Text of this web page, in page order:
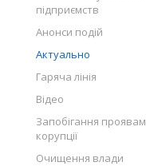
підприємств
Анонси подій
Актуально
Гаряча лінія
Відео
Запобігання проявам
корупції
Очищення влади